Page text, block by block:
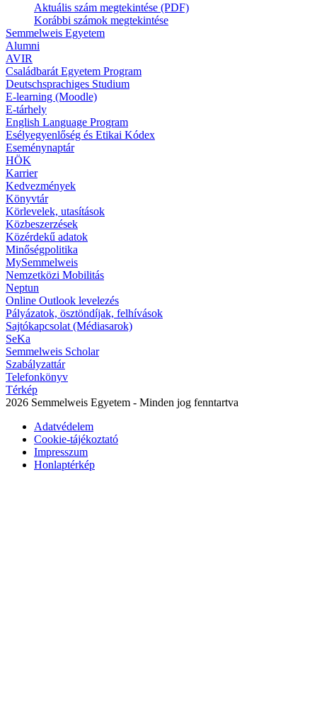
Aktuális szám megtekintése (PDF)
Korábbi számok megtekintése
Semmelweis Egyetem
Alumni
AVIR
Családbarát Egyetem Program
Deutschsprachiges Studium
E-learning (Moodle)
E-tárhely
English Language Program
Esélyegyenlőség és Etikai Kódex
Eseménynaptár
HÖK
Karrier
Kedvezmények
Könyvtár
Körlevelek, utasítások
Közbeszerzések
Közérdekű adatok
Minőségpolitika
MySemmelweis
Nemzetközi Mobilitás
Neptun
Online Outlook levelezés
Pályázatok, ösztöndíjak, felhívások
Sajtókapcsolat (Médiasarok)
SeKa
Semmelweis Scholar
Szabályzattár
Telefonkönyv
Térkép
2026 Semmelweis Egyetem - Minden jog fenntartva
Adatvédelem
Cookie-tájékoztató
Impresszum
Honlaptérkép